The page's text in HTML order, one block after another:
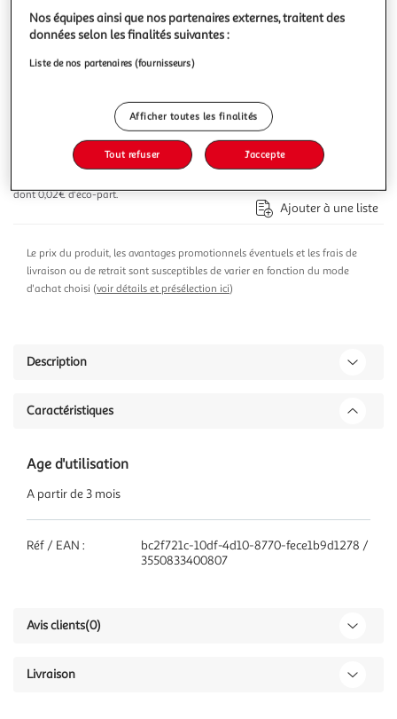
Vendu par2KINGS 18,93€
Livraison dès 4/5 jours
4,99€
Multishop
18,93€
dont 0,02€ d'éco-part.
Ajouter au panier
Ajouter à une liste
Le prix du produit, les avantages promotionnels éventuels et les frais de
livraison ou de retrait sont susceptibles de varier en fonction du mode
d'achat choisi (voir détails et présélection ici)
Description
Caractéristiques
Age d'utilisation
A partir de 3 mois
Réf / EAN :
bc2f721c-10df-4d10-8770-fece1b9d1278 /
3550833400807
Avis clients(0)
Livraison
Nos équipes ainsi que nos partenaires externes, traitent des
données selon les finalités suivantes :
Liste de nos partenaires (fournisseurs)
Afficher toutes les finalités
Tout refuser J'accepte